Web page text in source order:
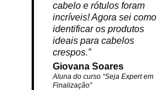
cabelo e rótulos foram
incríveis! Agora sei como
identificar os produtos
ideais para cabelos
crespos.”
Giovana Soares
Aluna do curso “Seja Expert em
Finalização”